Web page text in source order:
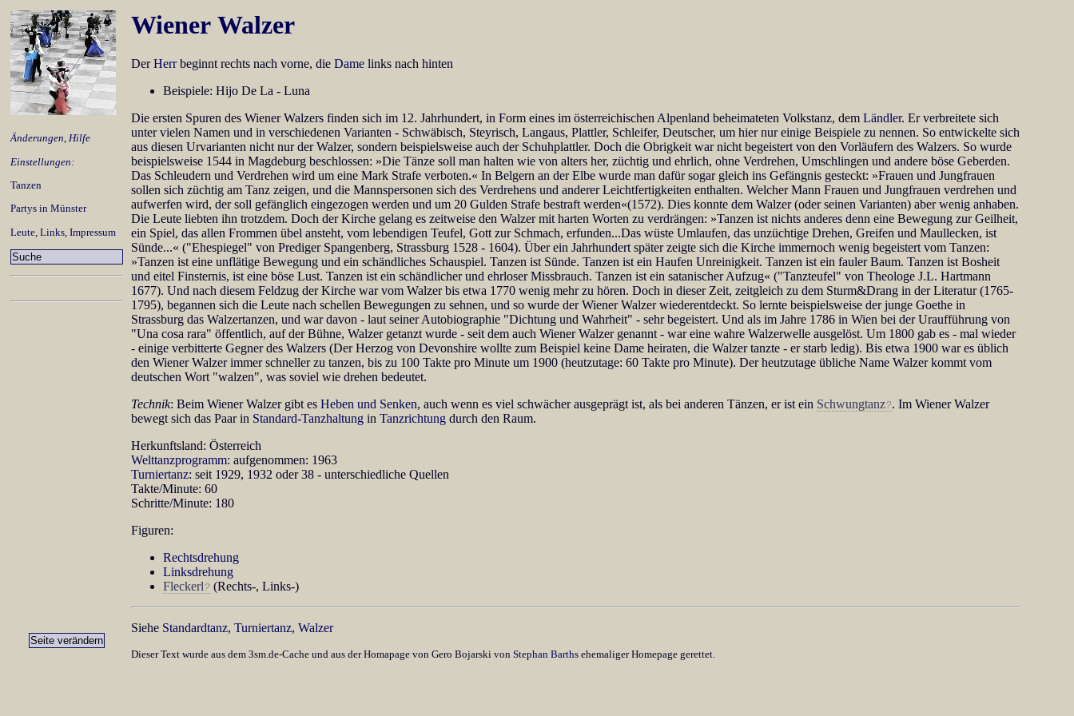
Änderungen, Hilfe
Einstellungen:
Tanzen
Partys in Münster
Leute Links Impressum
Wiener Walzer
DerHerrbeginnt rechts nach vorne, die Dame links nach hinten
Beispiele: Hijo De La - Luna
Die ersten Spuren des Wiener Walzers finden sich im 12. Jahrhundert, in Form eines im österreichischen Alpenland beheimateten Volkstanz, dem Ländler. Er verbreitete sich
unter vielen Namen und in verschiedenen Varianten - Schwäbisch, Steyrisch, Langaus, Plattler, Schleifer, Deutscher, um hier nur einige Beispiele zu nennen. So entwickelte sich
aus diesen Urvarianten nicht nur der Walzer, sondern beispielsweise auch der Schuhplattler. Doch die Obrigkeit war nicht begeistert von den Vorläufern des Walzers. So wurde
beispielsweise 1544 in Magdeburg beschlossen: »Die Tänze soll man halten wie von alters her, züchtig und ehrlich, ohne Verdrehen, Umschlingen und andere böse Geberden.
Das Schleudern und Verdrehen wird um eine Mark Strafe verboten.« In Belgern an der Elbe wurde man dafür sogar gleich ins Gefängnis gesteckt: »Frauen und Jungfrauen
sollen sich züchtig am Tanz zeigen, und die Mannspersonen sich des Verdrehens und anderer Leichtfertigkeiten enthalten. Welcher Mann Frauen und Jungfrauen verdrehen und
aufwerfen wird, der soll gefänglich eingezogen werden und um 20 Gulden Strafe bestraft werden«(1572). Dies konnte dem Walzer (oder seinen Varianten) aber wenig anhaben.
Die Leute liebten ihn trotzdem. Doch der Kirche gelang es zeitweise den Walzer mit harten Worten zu verdrängen: »Tanzen ist nichts anderes denn eine Bewegung zur Geilheit,
ein Spiel, das allen Frommen übel ansteht, vom lebendigen Teufel, Gott zur Schmach, erfunden...Das wüste Umlaufen, das unzüchtige Drehen, Greifen und Maullecken, ist
Sünde...« ("Ehespiegel" von Prediger Spangenberg, Strassburg 1528 - 1604). Über ein Jahrhundert später zeigte sich die Kirche immernoch wenig begeistert vom Tanzen:
»Tanzen ist eine unflätige Bewegung und ein schändliches Schauspiel. Tanzen ist Sünde. Tanzen ist ein Haufen Unreinigkeit. Tanzen ist ein fauler Baum. Tanzen ist Bosheit
und eitel Finsternis, ist eine böse Lust. Tanzen ist ein schändlicher und ehrloser Missbrauch. Tanzen ist ein satanischer Aufzug« ("Tanzteufel" von Theologe J.L. Hartmann
1677). Und nach diesem Feldzug der Kirche war vom Walzer bis etwa 1770 wenig mehr zu hören. Doch in dieser Zeit, zeitgleich zu dem Sturm&Drang in der Literatur (1765-
1795), begannen sich die Leute nach schellen Bewegungen zu sehnen, und so wurde der Wiener Walzer wiederentdeckt. So lernte beispielsweise der junge Goethe in
Strassburg das Walzertanzen, und war davon - laut seiner Autobiographie "Dichtung und Wahrheit" - sehr begeistert. Und als im Jahre 1786 in Wien bei der Uraufführung von
"Una cosa rara" öffentlich, auf der Bühne, Walzer getanzt wurde - seit dem auch Wiener Walzer genannt - war eine wahre Walzerwelle ausgelöst. Um 1800 gab es - mal wieder
- einige verbitterte Gegner des Walzers (Der Herzog von Devonshire wollte zum Beispiel keine Dame heiraten, die Walzer tanzte - er starb ledig). Bis etwa 1900 war es üblich
den Wiener Walzer immer schneller zu tanzen, bis zu 100 Takte pro Minute um 1900 (heutzutage: 60 Takte pro Minute). Der heutzutage übliche Name Walzer kommt vom
deutschen Wort "walzen", was soviel wie drehen bedeutet.
Technik: Beim Wiener Walzer gibt es Heben und Senken, auch wenn es viel schwächer ausgeprägt ist, als bei anderen Tänzen, er ist ein Schwungtanz . Im Wiener Walzer
bewegt sich das Paar in Standard-Tanzhaltung in Tanzrichtung durch den Raum.
Herkunftsland: Österreich
Welttanzprogramm: aufgenommen: 1963
Turniertanz: seit 1929, 1932 oder 38 - unterschiedliche Quellen
Takte/Minute: 60
Schritte/Minute: 180
Figuren:
Rechtsdrehung
Linksdrehung
Fleckerl
(Rechts-, Links-)
Siehe Standardtanz, Turniertanz, Walzer
Dieser Text wurde aus dem 3sm.de-Cache und aus der Homapage von Gero Bojarski von Stephan Barths ehemaliger Homepage gerettet.